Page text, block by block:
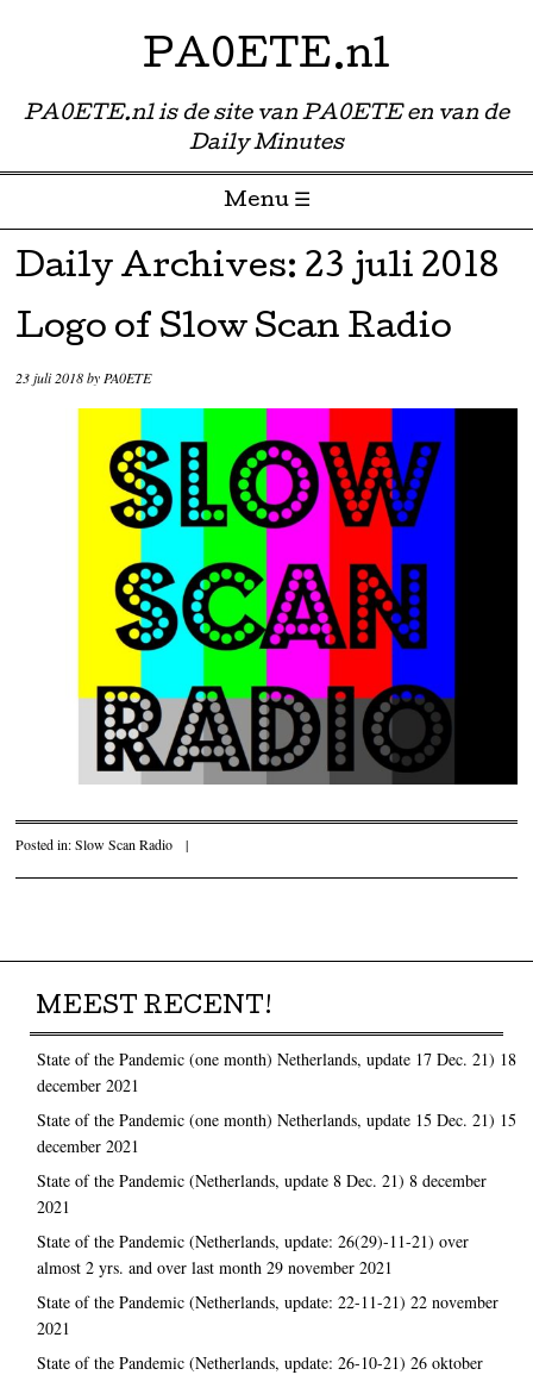
PA0ETE.nl
PA0ETE.nl is de site van PA0ETE en van de
Daily Minutes
Menu ☰
Skip to content
Daily Archives: 23 juli 2018
Logo of Slow Scan Radio
23 juli 2018byPA0ETE
Posted in:Slow Scan Radio |
MEEST RECENT!
State of the Pandemic (one month) Netherlands, update 17 Dec. 21) 18
december 2021
State of the Pandemic (one month) Netherlands, update 15 Dec. 21) 15
december 2021
State of the Pandemic (Netherlands, update 8 Dec. 21) 8 december
2021
State of the Pandemic (Netherlands, update: 26(29)-11-21) over
almost 2 yrs. and over last month 29 november 2021
State of the Pandemic (Netherlands, update: 22-11-21) 22 november
2021
State of the Pandemic (Netherlands, update: 26-10-21) 26 oktober